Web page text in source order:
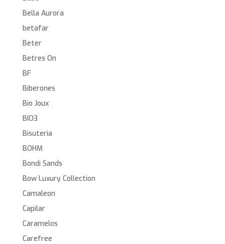
Bella Aurora
betafar
Beter
Betres On
BF
Biberones
Bio Joux
BIO3
Bisuteria
BOHM
Bondi Sands
Bow Luxury Collection
Camaleon
Capilar
Caramelos
Carefree